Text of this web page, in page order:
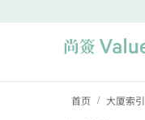
首页 / 大厦索引